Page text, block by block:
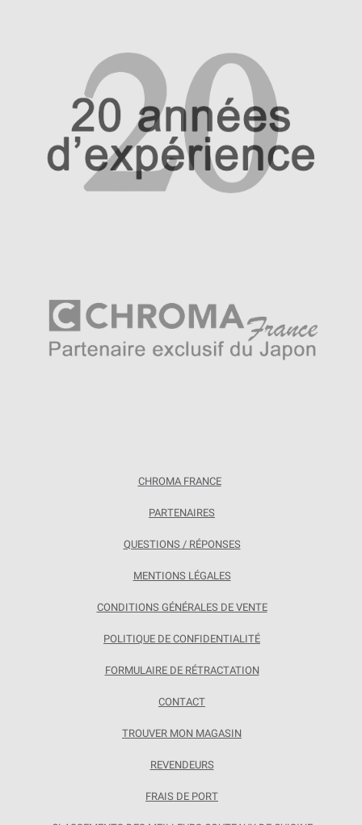
CHROMA FRANCE
PARTENAIRES
QUESTIONS / RÉPONSES
MENTIONS LÉGALES
CONDITIONS GÉNÉRALES DE VENTE
POLITIQUE DE CONFIDENTIALITÉ
FORMULAIRE DE RÉTRACTATION
CONTACT
TROUVER MON MAGASIN
REVENDEURS
FRAIS DE PORT